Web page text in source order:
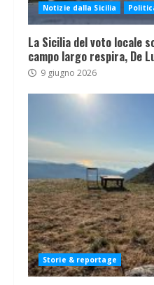
Notizie dalla Sicilia
La Sicilia del voto locale
campo largo respira, De
9 giugno 2026
Storie & reportage